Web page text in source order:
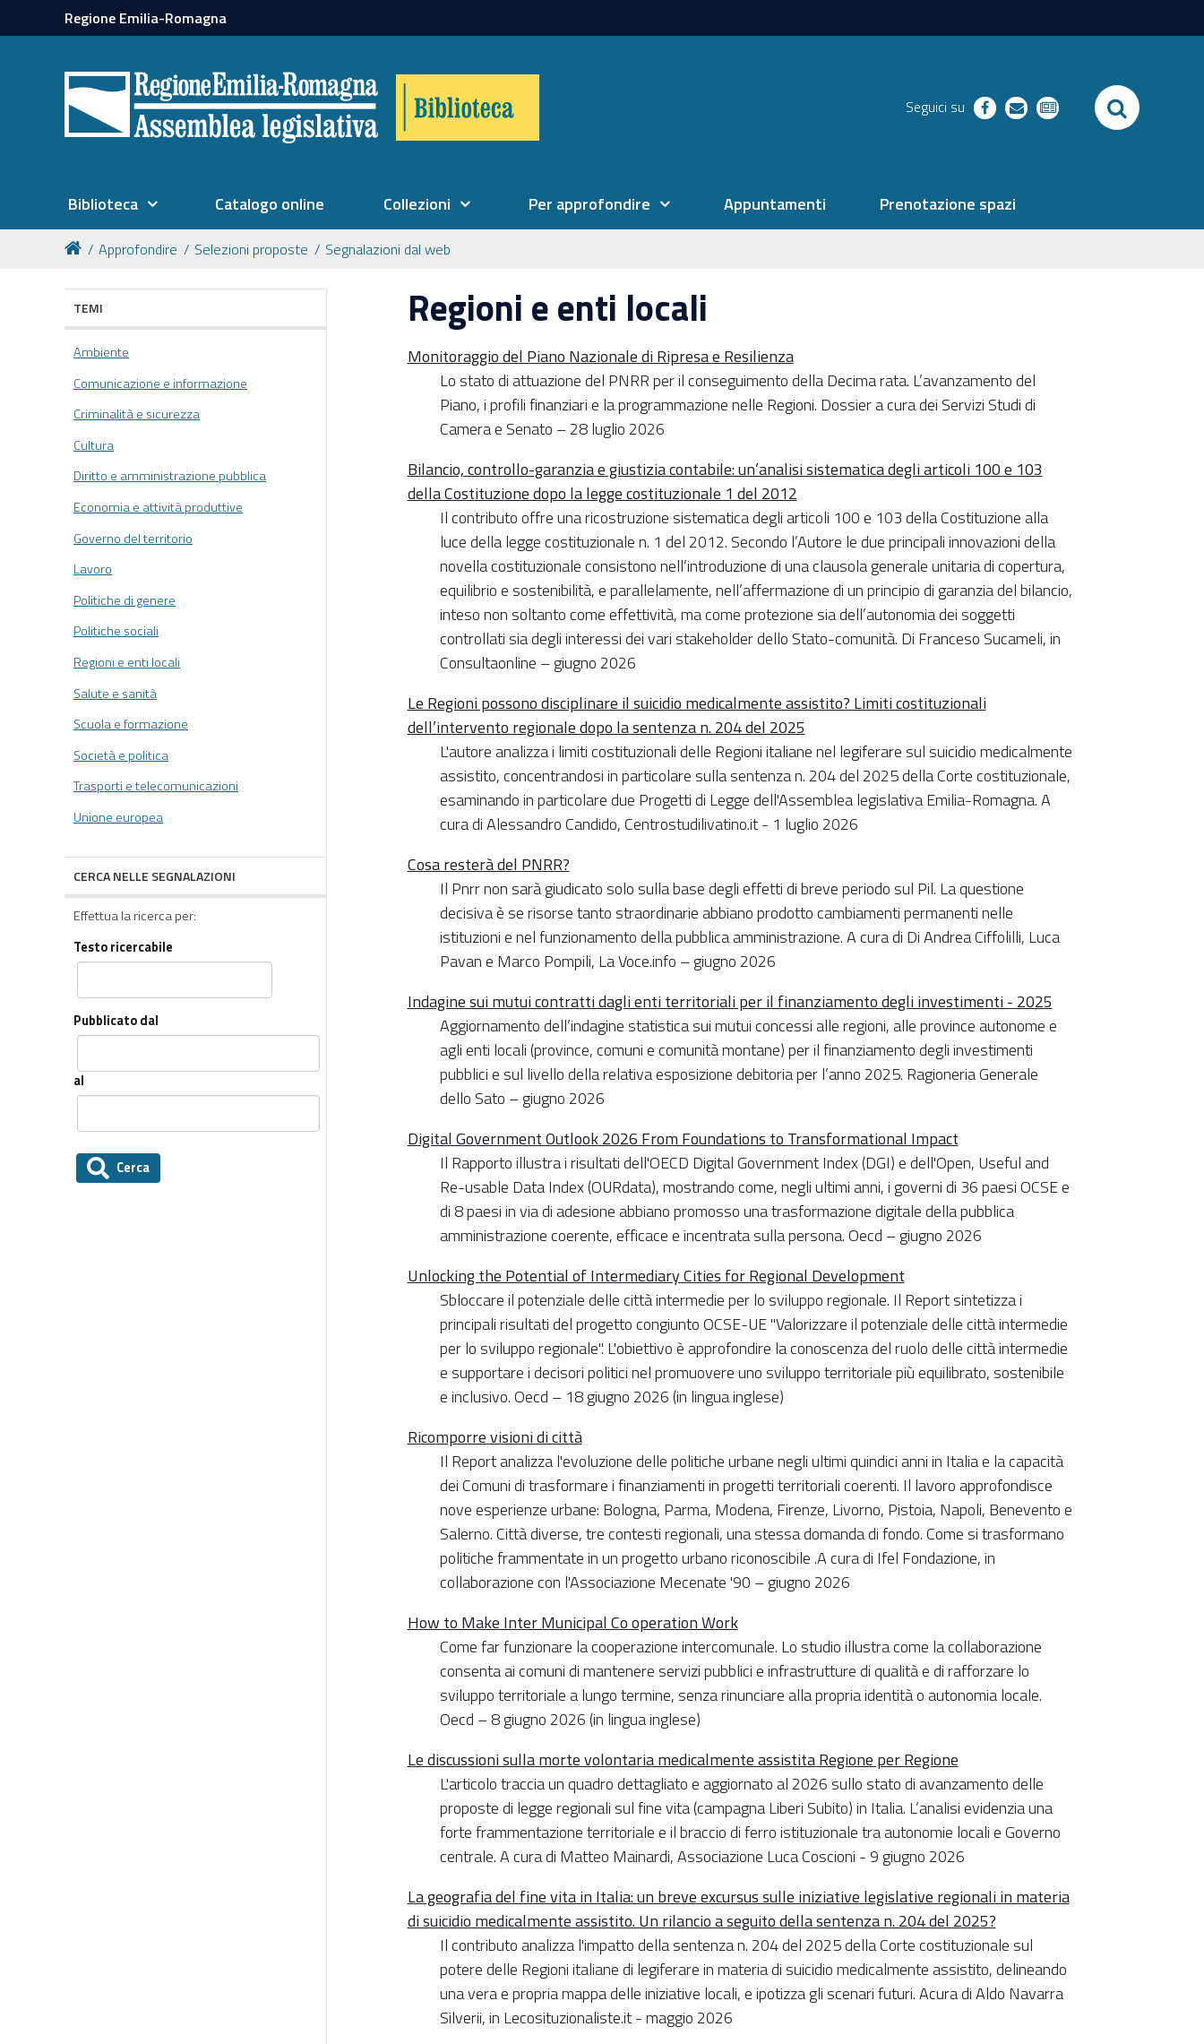
Regione Emilia-Romagna
Seguici su facebookrichiestenewsletter SEARCH
Biblioteca Catalogo online Collezioni Per approfondire Appuntamenti Prenotazione spazi
Approfondire Selezioni proposte Segnalazioni dal web
Regioni e enti locali
Monitoraggio del Piano Nazionale di Ripresa e Resilienza
Lo stato di attuazione del PNRR per il conseguimento della Decima rata. L’avanzamento del
Piano, i profili finanziari e la programmazione nelle Regioni. Dossier a cura dei Servizi Studi di
Camera e Senato – 28 luglio 2026
Bilancio, controllo-garanzia e giustizia contabile: un’analisi sistematica degli articoli 100 e 103
della Costituzione dopo la legge costituzionale 1 del 2012
Il contributo offre una ricostruzione sistematica degli articoli 100 e 103 della Costituzione alla
luce della legge costituzionale n. 1 del 2012. Secondo l’Autore le due principali innovazioni della
novella costituzionale consistono nell’introduzione di una clausola generale unitaria di copertura,
equilibrio e sostenibilità, e parallelamente, nell’affermazione di un principio di garanzia del bilancio,
inteso non soltanto come effettività, ma come protezione sia dell’autonomia dei soggetti
controllati sia degli interessi dei vari stakeholder dello Stato-comunità. Di Franceso Sucameli, in
Consultaonline – giugno 2026
Le Regioni possono disciplinare il suicidio medicalmente assistito? Limiti costituzionali
dell’intervento regionale dopo la sentenza n. 204 del 2025
L'autore analizza i limiti costituzionali delle Regioni italiane nel legiferare sul suicidio medicalmente
assistito, concentrandosi in particolare sulla sentenza n. 204 del 2025 della Corte costituzionale,
esaminando in particolare due Progetti di Legge dell'Assemblea legislativa Emilia-Romagna. A
cura di Alessandro Candido, Centrostudilivatino.it - 1 luglio 2026
Cosa resterà del PNRR?
Il Pnrr non sarà giudicato solo sulla base degli effetti di breve periodo sul Pil. La questione
decisiva è se risorse tanto straordinarie abbiano prodotto cambiamenti permanenti nelle
istituzioni e nel funzionamento della pubblica amministrazione. A cura di Di Andrea Ciffolilli, Luca
Pavan e Marco Pompili, La Voce.info – giugno 2026
Indagine sui mutui contratti dagli enti territoriali per il finanziamento degli investimenti - 2025
Aggiornamento dell’indagine statistica sui mutui concessi alle regioni, alle province autonome e
agli enti locali (province, comuni e comunità montane) per il finanziamento degli investimenti
pubblici e sul livello della relativa esposizione debitoria per l’anno 2025. Ragioneria Generale
dello Sato – giugno 2026
Digital Government Outlook 2026 From Foundations to Transformational Impact
Il Rapporto illustra i risultati dell'OECD Digital Government Index (DGI) e dell'Open, Useful and
Re-usable Data Index (OURdata), mostrando come, negli ultimi anni, i governi di 36 paesi OCSE e
di 8 paesi in via di adesione abbiano promosso una trasformazione digitale della pubblica
amministrazione coerente, efficace e incentrata sulla persona. Oecd – giugno 2026
Unlocking the Potential of Intermediary Cities for Regional Development
Sbloccare il potenziale delle città intermedie per lo sviluppo regionale. Il Report sintetizza i
principali risultati del progetto congiunto OCSE-UE "Valorizzare il potenziale delle città intermedie
per lo sviluppo regionale". L'obiettivo è approfondire la conoscenza del ruolo delle città intermedie
e supportare i decisori politici nel promuovere uno sviluppo territoriale più equilibrato, sostenibile
e inclusivo. Oecd – 18 giugno 2026 (in lingua inglese)
Ricomporre visioni di città
Il Report analizza l'evoluzione delle politiche urbane negli ultimi quindici anni in Italia e la capacità
dei Comuni di trasformare i finanziamenti in progetti territoriali coerenti. Il lavoro approfondisce
nove esperienze urbane: Bologna, Parma, Modena, Firenze, Livorno, Pistoia, Napoli, Benevento e
Salerno. Città diverse, tre contesti regionali, una stessa domanda di fondo. Come si trasformano
politiche frammentate in un progetto urbano riconoscibile .A cura di Ifel Fondazione, in
collaborazione con l'Associazione Mecenate '90 – giugno 2026
How to Make Inter Municipal Co operation Work
Come far funzionare la cooperazione intercomunale. Lo studio illustra come la collaborazione
consenta ai comuni di mantenere servizi pubblici e infrastrutture di qualità e di rafforzare lo
sviluppo territoriale a lungo termine, senza rinunciare alla propria identità o autonomia locale.
Oecd – 8 giugno 2026 (in lingua inglese)
Le discussioni sulla morte volontaria medicalmente assistita Regione per Regione
L'articolo traccia un quadro dettagliato e aggiornato al 2026 sullo stato di avanzamento delle
proposte di legge regionali sul fine vita (campagna Liberi Subito) in Italia. L’analisi evidenzia una
forte frammentazione territoriale e il braccio di ferro istituzionale tra autonomie locali e Governo
centrale. A cura di Matteo Mainardi, Associazione Luca Coscioni - 9 giugno 2026
La geografia del fine vita in Italia: un breve excursus sulle iniziative legislative regionali in materia
di suicidio medicalmente assistito. Un rilancio a seguito della sentenza n. 204 del 2025?
Il contributo analizza l'impatto della sentenza n. 204 del 2025 della Corte costituzionale sul
potere delle Regioni italiane di legiferare in materia di suicidio medicalmente assistito, delineando
una vera e propria mappa delle iniziative locali, e ipotizza gli scenari futuri. Acura di Aldo Navarra
Silverii, in Lecosituzionaliste.it - maggio 2026
TEMI
Ambiente
Comunicazione e informazione
Criminalità e sicurezza
Cultura
Diritto e amministrazione pubblica
Economia e attività produttive
Governo del territorio
Lavoro
Politiche di genere
Politiche sociali
Regioni e enti locali
Salute e sanità
Scuola e formazione
Società e politica
Trasporti e telecomunicazioni
Unione europea
CERCA NELLE SEGNALAZIONI
Effettua la ricerca per:
Testo ricercabile
Pubblicato dal
al